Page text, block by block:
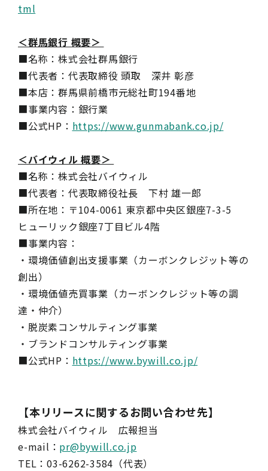
tml
＜群馬銀行 概要＞
■名称：株式会社群馬銀行
■代表者：代表取締役 頭取 深井 彰彦
■本店：群馬県前橋市元総社町194番地
■事業内容：銀行業
■公式HP： https://www.gunmabank.co.jp/
＜バイウィル 概要＞
■名称：株式会社バイウィル
■代表者：代表取締役社長 下村 雄一郎
■所在地：〒104-0061 東京都中央区銀座7-3-5
ヒューリック銀座7丁目ビル4階
■事業内容：
・環境価値創出支援事業（カーボンクレジット等の
創出）
・環境価値売買事業（カーボンクレジット等の調
達・仲介）
・脱炭素コンサルティング事業
・ブランドコンサルティング事業
■公式HP： https://www.bywill.co.jp/
【本リリースに関するお問い合わせ先】
株式会社バイウィル 広報担当
e-mail： pr@bywill.co.jp
TEL：03-6262-3584（代表）